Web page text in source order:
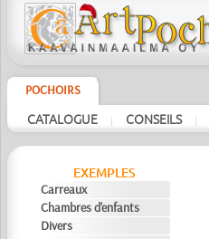
POCHOIRS
CATALOGUE | CONSEILS |
EXEMPLES
Carreaux
Chambres d'enfants
Divers